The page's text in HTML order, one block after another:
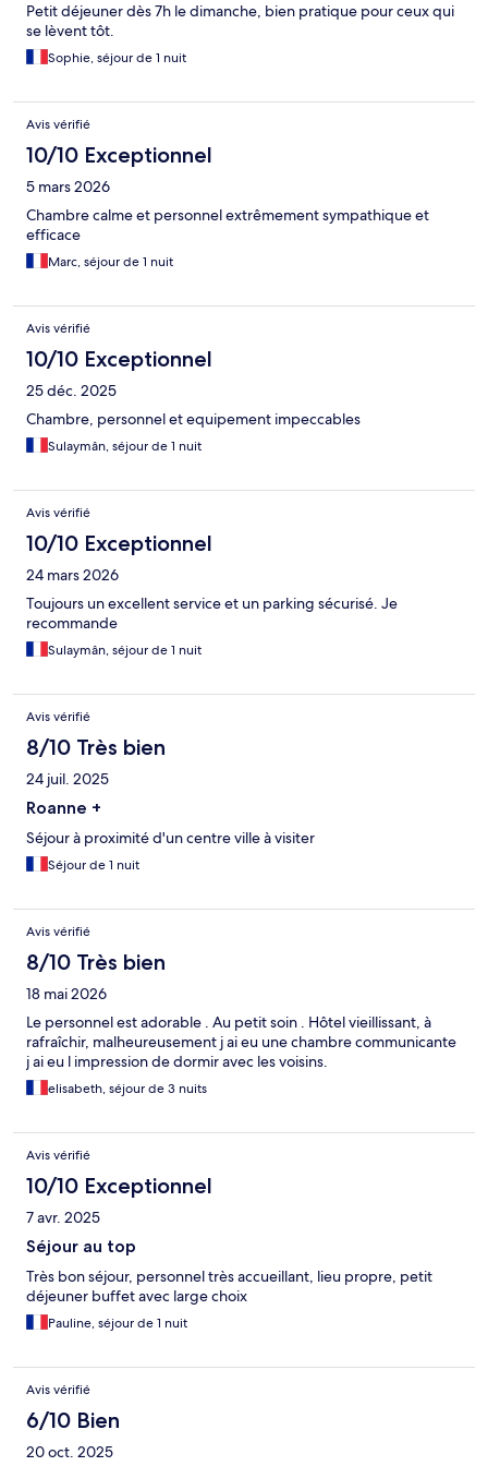
Petit déjeuner dès 7h le dimanche, bien pratique pour ceux qui
se lèvent tôt.
Sophie, séjour de 1 nuit
Avis vérifié
10/10 Exceptionnel
5 mars 2026
Chambre calme et personnel extrêmement sympathique et
efficace
Marc, séjour de 1 nuit
Avis vérifié
10/10 Exceptionnel
25 déc. 2025
Chambre, personnel et equipement impeccables
Sulaymân, séjour de 1 nuit
Avis vérifié
10/10 Exceptionnel
24 mars 2026
Toujours un excellent service et un parking sécurisé. Je
recommande
Sulaymân, séjour de 1 nuit
Avis vérifié
8/10 Très bien
24 juil. 2025
Roanne +
Séjour à proximité d'un centre ville à visiter
Séjour de 1 nuit
Avis vérifié
8/10 Très bien
18 mai 2026
Le personnel est adorable . Au petit soin . Hôtel vieillissant, à
rafraîchir, malheureusement j ai eu une chambre communicante
j ai eu l impression de dormir avec les voisins.
elisabeth, séjour de 3 nuits
Avis vérifié
10/10 Exceptionnel
7 avr. 2025
Séjour au top
Très bon séjour, personnel très accueillant, lieu propre, petit
déjeuner buffet avec large choix
Pauline, séjour de 1 nuit
Avis vérifié
6/10 Bien
20 oct. 2025